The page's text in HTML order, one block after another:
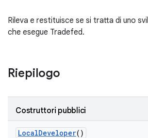
Rileva e restituisce se si tratta di uno
che esegue Tradefed.
Riepilogo
Costruttori pubblici
LocalDeveloper()